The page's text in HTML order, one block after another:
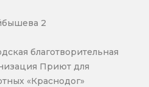
2
благотворительная
Приют для
«Краснодог»